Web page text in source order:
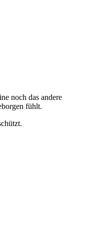
noch das andere
fühlt.